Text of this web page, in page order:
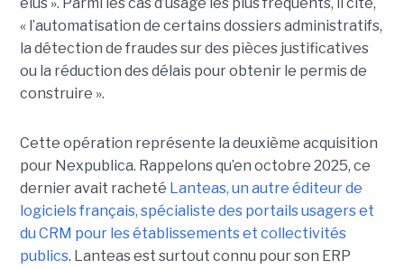
« l’automatisation de certains dossiers administratifs,
la détection de fraudes sur des pièces justificatives
ou la réduction des délais pour obtenir le permis de
construire ».
Cette opération représente la deuxième acquisition
pour Nexpublica. Rappelons qu’en octobre 2025, ce
dernier avait racheté Lanteas, un autre éditeur de
logiciels français, spécialiste des portails usagers et
du CRM pour les établissements et collectivités
publics. Lanteas est surtout connu pour son ERP